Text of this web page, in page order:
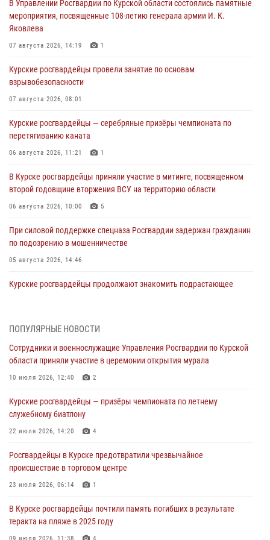
В Управлении Росгвардии по Курской области состоялись памятные
мероприятия, посвященные 108-летию генерала армии И. К.
Яковлева
07 августа 2026, 14:19 1
Курские росгвардейцы провели занятие по основам
взрывобезопасности
07 августа 2026, 08:01
Курские росгвардейцы — серебряные призёры чемпионата по
перетягиванию каната
06 августа 2026, 11:21 1
В Курске росгвардейцы приняли участие в митинге, посвященном
второй годовщине вторжения ВСУ на территорию области
06 августа 2026, 10:00 5
При силовой поддержке спецназа Росгвардии задержан гражданин
по подозрению в мошенничестве
05 августа 2026, 14:46
Курские росгвардейцы продолжают знакомить подрастающее
оздоровительных лагерях
05 августа 2026, 09:51
сбыта крупной партии наркотиков
04 августа 2026, 12:52
85 владельцев оружия
04 августа 2026, 07:00
297 выездов по сигналу «тревога»
03 августа 2026, 09:46
ПОПУЛЯРНЫЕ НОВОСТИ
Сотрудники и военнослужащие Управления Росгвардии по Курской
области приняли участие в церемонии открытия мурала
10 июля 2026, 12:40 2
Курские росгвардейцы — призёры чемпионата по летнему
служебному биатлону
22 июля 2026, 14:20 4
Росгвардейцы в Курске предотвратили чрезвычайное
происшествие в торговом центре
23 июля 2026, 06:14 1
В Курске росгвардейцы почтили память погибших в результате
теракта на пляже в 2025 году
09 июля 2026, 11:38 4